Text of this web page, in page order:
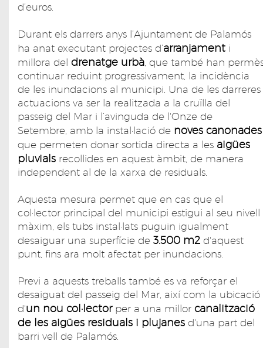
d’euros.
Durant els darrers anys l’Ajuntament de Palamós
ha anat executant projectes d’arranjament i
millora del drenatge urbà , que també han
continuar reduint progressivament, la incidència
de les inundacions al municipi. Una de les darreres
actuacions va ser la realitzada a la cruïlla del
passeig del Mar i l’avinguda de l'Onze de
Setembre, amb la instal·lació de noves canonades
que permeten donar sortida directa a les aigües
pluvials recollides en aquest àmbit, de manera
independent al de la xarxa de residuals.
Aquesta mesura permet que en cas que el
col·lector principal del municipi estigui al seu nivell
màxim, els tubs instal·lats puguin igualment
desaiguar una superfície de 3.500 m2 d'aquest
punt, fins ara molt afectat per inundacions.
Previ a aquests treballs també es va reforçar el
desaiguat del passeig del Mar, així com la ubicació
d'un nou col·lectorper a una millor canalització
de les aigües residuals i plujanes d'una part del
barri vell de Palamós.